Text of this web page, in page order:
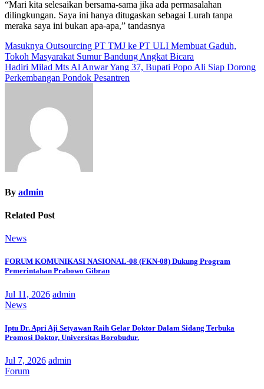
“Mari kita selesaikan bersama-sama jika ada permasalahan
dilingkungan. Saya ini hanya ditugaskan sebagai Lurah tanpa
meraka saya ini bukan apa-apa,” tandasnya
Navigasi
pos
Masuknya Outsourcing PT TMJ ke PT ULI Membuat Gaduh,
Tokoh Masyarakat Sumur Bandung Angkat Bicara
Hadiri Milad Mts Al Anwar Yang 37, Bupati Popo Ali Siap Dorong
Perkembangan Pondok Pesantren
By admin
Related Post
News
FORUM KOMUNIKASI NASIONAL-08 (FKN-08) Dukung Program
Pemerintahan Prabowo Gibran
Jul 11, 2026 admin
News
Iptu Dr. Apri Aji Setyawan Raih Gelar Doktor Dalam Sidang Terbuka
Promosi Doktor, Universitas Borobudur.
Jul 7, 2026 admin
Forum